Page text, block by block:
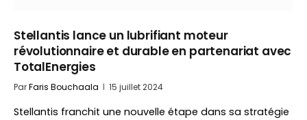
Stellantis lance un lubrifiant moteur
révolutionnaire et durable en partenariat avec
TotalEnergies
ParFaris Bouchaala 15 juillet 2024
Stellantis franchit une nouvelle étape dans sa stratégie